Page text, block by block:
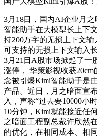
3月18日，国内AI企业月
智能助手在大模型长上下
持200万字的无损上下文
可支持的无损上下文输入
3月21日A股市场掀起了一
涨停， 华策影视收获
念被引爆Kimi智能助手是
产品。近日，月之暗面宣
入，声称“过去要10000小
10分钟，Kimi就能接近任
之暗面工程副总裁许欣然
的优化，在相同成本、相